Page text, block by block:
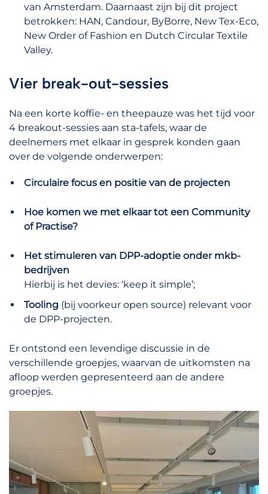
van Amsterdam. Daarnaast zijn bij dit project
betrokken: HAN, Candour, ByBorre, New Tex-Eco,
New Order of Fashion en Dutch Circular Textile
Valley.
Vier break-out-sessies
Na een korte koffie- en theepauze was het tijd voor
4 breakout-sessies aan sta-tafels, waar de
deelnemers met elkaar in gesprek konden gaan
over de volgende onderwerpen:
Circulaire focus en positie van de projecten
Hoe komen we met elkaar tot een Community
of Practise?
Het stimuleren van DPP-adoptie onder mkb-
bedrijven
Hierbij is het devies: ‘keep it simple’;
Tooling (bij voorkeur open source) relevant voor
de DPP-projecten.
Er ontstond een levendige discussie in de
verschillende groepjes, waarvan de uitkomsten na
afloop werden gepresenteerd aan de andere
groepjes.